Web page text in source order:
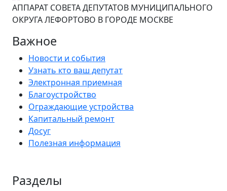
АППАРАТ СОВЕТА ДЕПУТАТОВ МУНИЦИПАЛЬНОГО
ОКРУГА ЛЕФОРТОВО В ГОРОДЕ МОСКВЕ
Важное
Новости и события
Узнать кто ваш депутат
Электронная приемная
Благоустройство
Ограждающие устройства
Капитальный ремонт
Досуг
Полезная информация
Разделы